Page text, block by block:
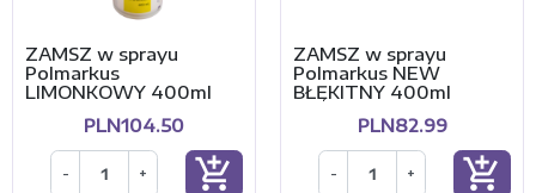
ZAMSZ w sprayu
Polmarkus
LIMONKOWY 400ml
PLN104.50
- + add_shopping_cart
ZAMSZ w sprayu
Polmarkus NEW
BŁĘKITNY 400ml
PLN82.99
- + add_shopping_cart